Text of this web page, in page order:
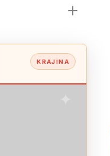
KRAJINA